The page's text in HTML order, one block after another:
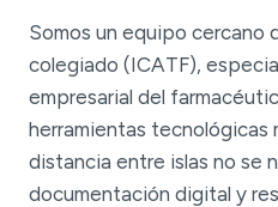
Somos un equipo cercano
colegiado (ICATF),
empresarial del
herramientas tecnológicas
distancia entre islas no se
documentación digital y